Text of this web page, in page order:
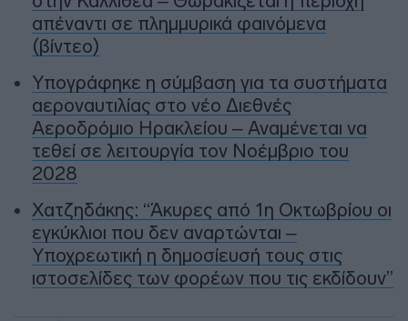
απέναντι σε πλημμυρικά φαινόμενα
(βίντεο)
Υπογράφηκε η σύμβαση για τα συστήματα
αεροναυτιλίας στο νέο Διεθνές
Αεροδρόμιο Ηρακλείου – Αναμένεται να
τεθεί σε λειτουργία τον Νοέμβριο του
2028
Χατζηδάκης: “Άκυρες από 1η Οκτωβρίου οι
εγκύκλιοι που δεν αναρτώνται –
Υποχρεωτική η δημοσίευσή τους στις
ιστοσελίδες των φορέων που τις εκδίδουν”